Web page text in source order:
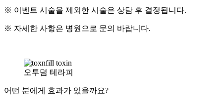
※ 이벤트 시술을 제외한 시술은 상담 후 결정됩니다.
※ 자세한 사항은 병원으로 문의 바랍니다.
오투덤 테라피
어떤 분에게 효과가 있을까요?